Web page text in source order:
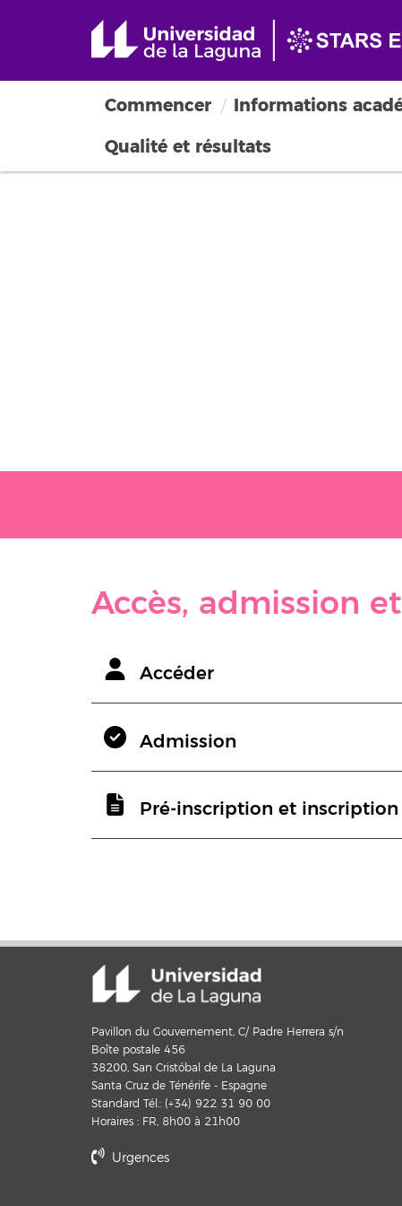
Commencer Informations
Qualité et résultats
Accès, admission
Accéder
Admission
Pré-inscription et inscription
Pavillon du Gouvernement, C/ Padre Herrera s/n
Boîte postale 456
38200, San Cristóbal de La Laguna
Santa Cruz de Ténérife - Espagne
Standard Tél.: (+34) 922 31 90 00
Horaires : FR, 8h00 à 21h00
Urgences